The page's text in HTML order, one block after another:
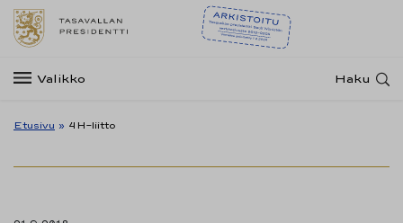
Valikko Haku
Etusivu » 4H-liitto